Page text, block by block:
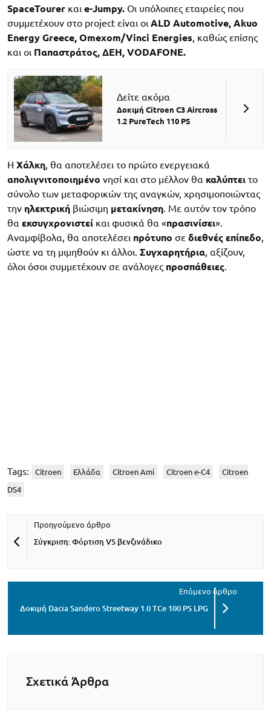
SpaceTourer και e-Jumpy. Οι υπόλοιπες εταιρείες που
συμμετέχουν στο project είναι οι ALD Automotive, Akuo
Energy Greece , Omexom/Vinci Energies , καθώς επίσης
και οι Παπαστράτος, ΔΕΗ, VODAFONE.
Δείτε ακόμα
Δοκιμή Citroen C3 Aircross
1.2 PureTech 110 PS
Η Χάλκη, θα αποτελέσει το πρώτο ενεργειακά
απολιγνιτοποιημένο νησί και στο μέλλον θα καλύπτει το
σύνολο των μεταφορικών της αναγκών, χρησιμοποιώντας
την ηλεκτρική βιώσιμη μετακίνηση. Με αυτόν τον τρόπο
θα εκσυγχρονιστεί και φυσικά θα «πρασινίσει».
Αναμφίβολα, θα αποτελέσει πρότυπο σε διεθνές επίπεδο,
ώστε να τη μιμηθούν κι άλλοι. Συγχαρητήρια, αξίζουν,
όλοι όσοι συμμετέχουν σε ανάλογες προσπάθειες.
Tags: Citroen Ελλάδα Citroen Ami Citroen e-C4 Citroen
DS4
Σύγκριση: Φόρτιση VS βενζινάδικο
Δοκιμή Dacia Sandero Streetway 1.0 TCe 100 PS LPG
Σχετικά Άρθρα